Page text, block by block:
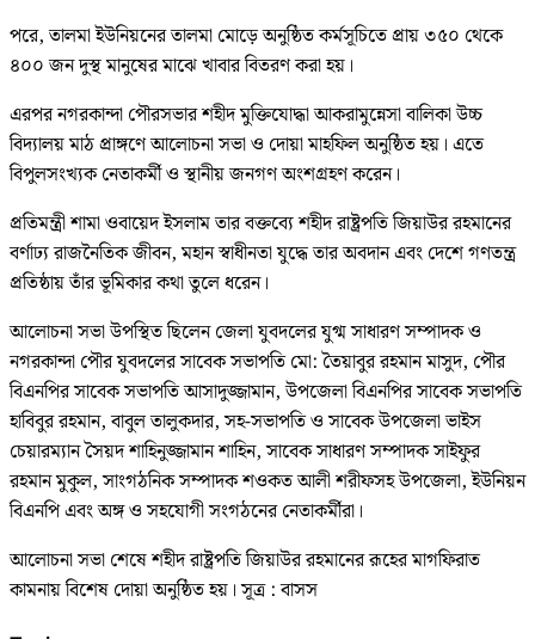
পরে, তালমা ইউনিয়নের তালমা মোড়ে অনুষ্ঠিত কর্মসূচিতে প্রায় ৩৫০ থেকে
৪০০ জন দুস্থ মানুষের মাঝে খাবার বিতরণ করা হয়।
এরপর নগরকান্দা পৌরসভার শহীদ মুক্তিযোদ্ধা আকরামুন্নেসা বালিকা উচ্চ
বিদ্যালয় মাঠ প্রাঙ্গণে আলোচনা সভা ও দোয়া মাহফিল অনুষ্ঠিত হয়। এতে
বিপুলসংখ্যক নেতাকর্মী ও স্থানীয় জনগণ অংশগ্রহণ করেন।
প্রতিমন্ত্রী শামা ওবায়েদ ইসলাম তার বক্তব্যে শহীদ রাষ্ট্রপতি জিয়াউর রহমানের
বর্ণাঢ্য রাজনৈতিক জীবন, মহান স্বাধীনতা যুদ্ধে তার অবদান এবং দেশে গণতন্ত্র
প্রতিষ্ঠায় তাঁর ভূমিকার কথা তুলে ধরেন।
আলোচনা সভা উপস্থিত ছিলেন জেলা যুবদলের যুগ্ম সাধারণ সম্পাদক ও
নগরকান্দা পৌর যুবদলের সাবেক সভাপতি মো: তৈয়াবুর রহমান মাসুদ, পৌর
বিএনপির সাবেক সভাপতি আসাদুজ্জামান, উপজেলা বিএনপির সাবেক সভাপতি
হাবিবুর রহমান, বাবুল তালুকদার, সহ-সভাপতি ও সাবেক উপজেলা ভাইস
চেয়ারম্যান সৈয়দ শাহিনুজ্জামান শাহিন, সাবেক সাধারণ সম্পাদক সাইফুর
রহমান মুকুল, সাংগঠনিক সম্পাদক শওকত আলী শরীফসহ উপজেলা, ইউনিয়ন
বিএনপি এবং অঙ্গ ও সহযোগী সংগঠনের নেতাকর্মীরা।
আলোচনা সভা শেষে শহীদ রাষ্ট্রপতি জিয়াউর রহমানের রূহের মাগফিরাত
কামনায় বিশেষ দোয়া অনুষ্ঠিত হয়। সূত্র : বাসস